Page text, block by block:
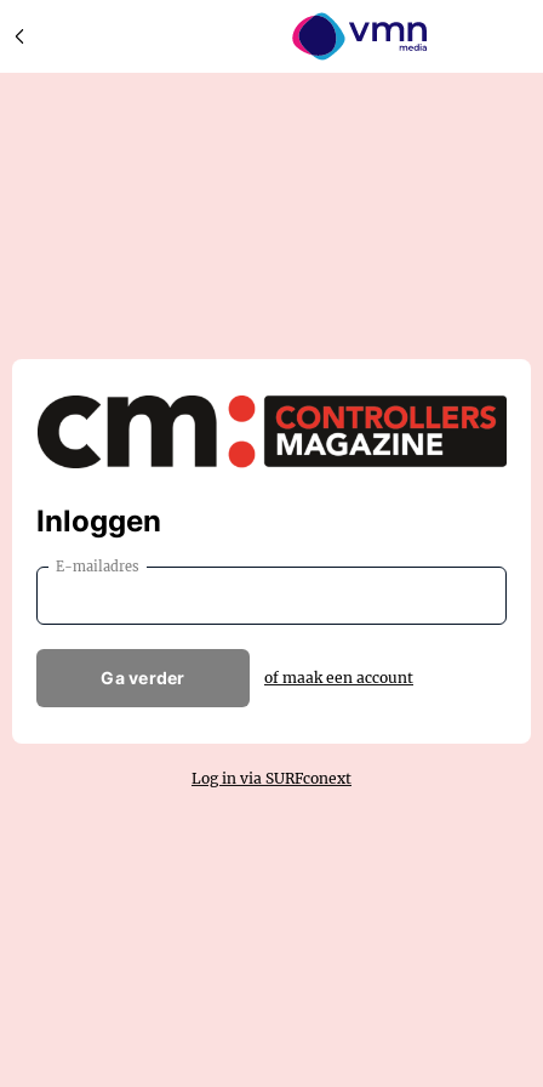
Inloggen
E-mailadres
Ga verder of maak een account
Log in via SURFconext